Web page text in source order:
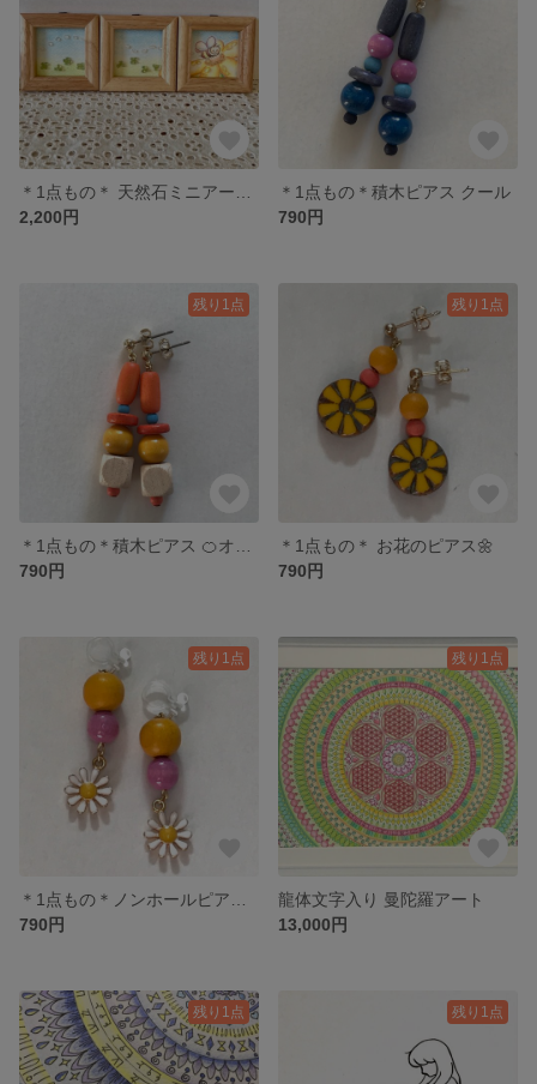
2,200円
＊1点もの＊積木ピアス クール
790円
残り1点
790円
残り1点
＊1点もの＊ お花のピアス🌼
790円
残り1点
790円
残り1点
龍体文字入り 曼陀羅アート
13,000円
残り1点 残り1点